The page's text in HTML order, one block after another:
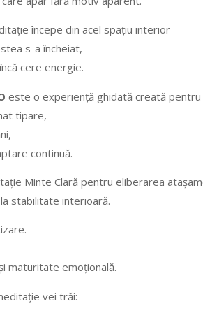
începe din acel spațiu interior
s-a încheiat,
cere energie.
este o experiență ghidată creată pentru
tipare,
continuă.
Minte Clară pentru eliberarea
stabilitate interioară.
maturitate emoțională.
vei trăi: